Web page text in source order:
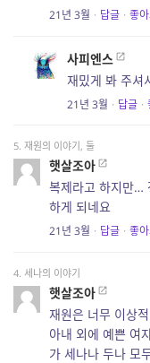
21년 3월 · 답글 · 좋
사피엔스
재밌게 봐 주
21년 3월 · 답글 ·
5. 재원의 이야기, 둘
햇살조아
복제라고 하지만…
하게 되네요
21년 3월 · 답글 · 좋
4. 세나의 이야기
햇살조아
재원은 너무 이상
아내 외에 예쁜 여
가 세나나 두나 모